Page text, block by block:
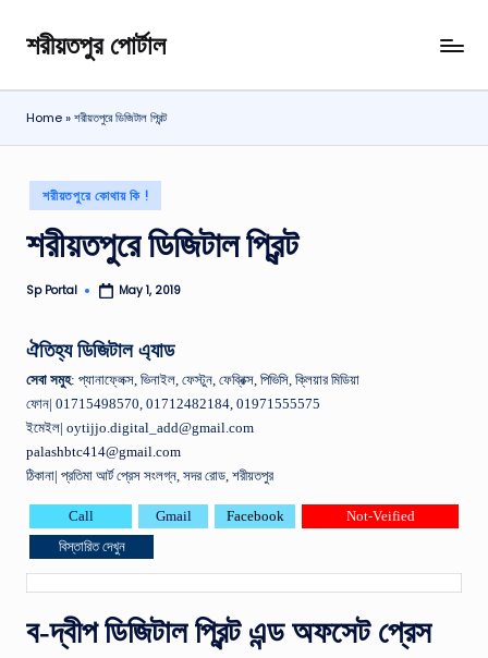
Skip
content
শরীয়তপুর পোর্টাল
শরীয়তপুর
জেলা
বিষয়ক
পোর্টাল
Home»শরীয়তপুরে ডিজিটাল প্রিন্ট
Posted
in
শরীয়তপুরে কোথায় কি !
শরীয়তপুরে ডিজিটাল প্রিন্ট
Posted
Sp Portal May 1, 2019
ঐতিহ্য ডিজিটাল এ্যাড
সেবা সমুহ: প্যানাফ্লেক্স, ভিনাইল, ফেস্টুন, ফেব্রিক্স, পিভিসি, ক্লিয়ার মিডিয়া
ফোন| 01715498570, 01712482184, 01971555575
ইমেইল| oytijjo.digital_add@gmail.com
palashbtc414@gmail.com
ঠিকানা| প্রতিমা আর্ট প্রেস সংলগ্ন, সদর রোড, শরীয়তপুর
Call Gmail Facebook
Not-Veified
বিস্তারিত দেখুন
ব-দ্বীপ ডিজিটাল প্রিন্ট এন্ড অফসেট প্রেস